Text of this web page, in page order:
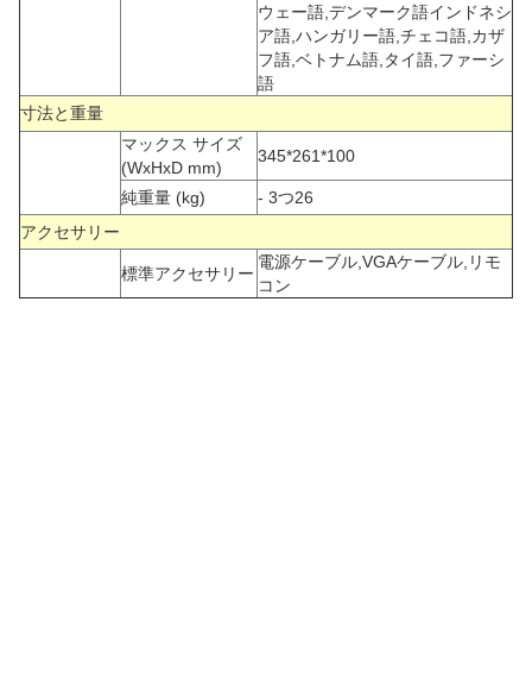
ウェー語,デンマーク語インドネシ
ア語,ハンガリー語,チェコ語,カザ
フ語,ベトナム語,タイ語,ファーシ
語
寸法と重量
マックス サイズ
(WxHxD mm)
345*261*100
純重量 (kg)
- 3つ26
アクセサリー
標準アクセサリー
電源ケーブル,VGAケーブル,リモ
コン